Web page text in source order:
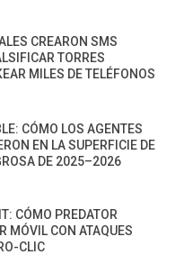
CREARON SMS
TORRES
MILES DE TELÉFONOS
CÓMO LOS AGENTES
EN LA SUPERFICIE DE
DE 2025–2026
CÓMO PREDATOR
MÓVIL CON ATAQUES
CLIC